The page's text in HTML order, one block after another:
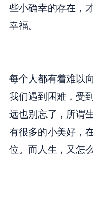
些小确幸的存在，
幸福。
每个人都有着难以
我们遇到困难，受
远也别忘了，所谓
有很多的小美好，
位。而人生，又怎